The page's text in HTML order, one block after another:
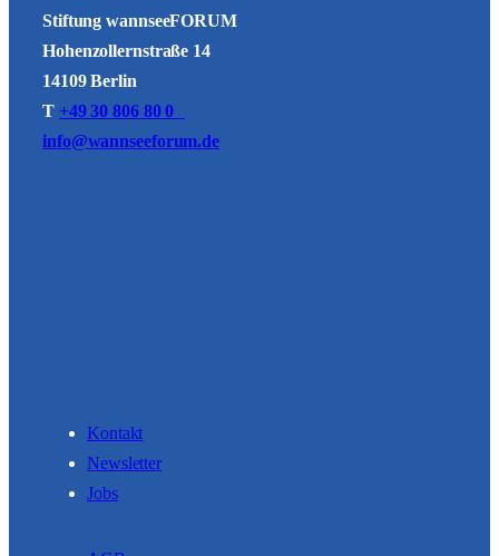
Stiftung wannseeFORUM
Hohenzollernstraße 14
14109 Berlin
T +49 30 806 80 0
info@wannseeforum.de
Kontakt
Newsletter
Jobs